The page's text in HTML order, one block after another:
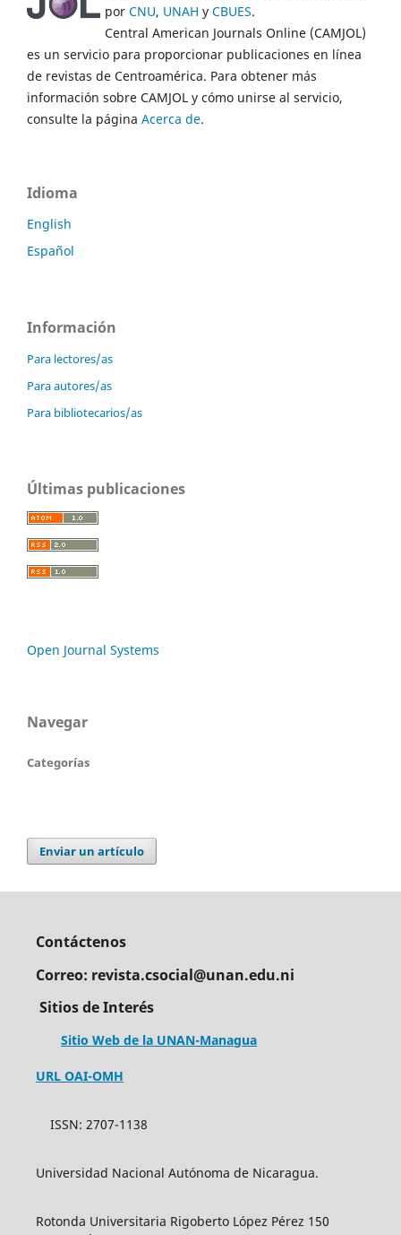
por CNU, UNAH y CBUES.
Central American Journals Online (CAMJOL)
es un servicio para proporcionar publicaciones en línea
de revistas de Centroamérica. Para obtener más
información sobre CAMJOL y cómo unirse al servicio,
consulte la página Acerca de.
Idioma
English
Español
Información
Para lectores/as
Para autores/as
Para bibliotecarios/as
Últimas publicaciones
Open Journal Systems
Navegar
Categorías
Enviar un artículo
Contáctenos
Correo: revista.csocial@unan.edu.ni
Sitios de Interés
Sitio Web de la UNAN-Managua
URL OAI-OMH
ISSN: 2707-1138
Universidad Nacional Autónoma de Nicaragua.
Rotonda Universitaria Rigoberto López Pérez 150